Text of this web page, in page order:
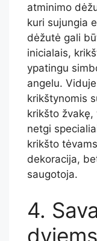
atminimo
kuri sujungia
dėžutė gali
inicialais,
ypatingu
angelu.
krikštynomis
krikšto
netgi
krikšto
dekoracija,
saugotoja.
4.
dviems